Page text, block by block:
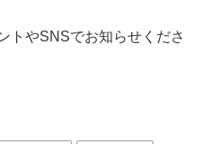
トやSNSでお知らせくださ